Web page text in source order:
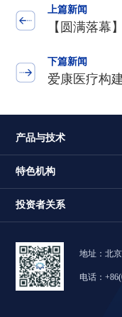
上篇新闻
【圆满落幕
下篇新闻
爱康医疗构
产品与技术
特色机构
投资者关系
地址：北
电话：